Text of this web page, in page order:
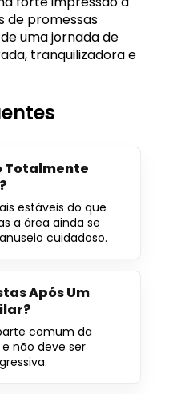
de promessas
uma jornada de
tranquilizadora e
Totalmente
estáveis ​​do que
a área ainda se
cuidadoso.
Após Um
comum da
não deve ser